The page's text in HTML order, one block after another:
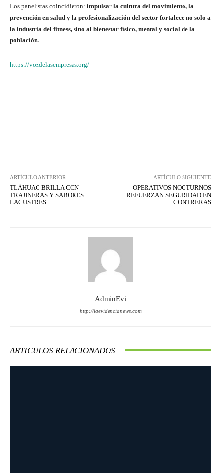
Los panelistas coincidieron: impulsar la cultura del movimiento, la
prevención en salud y la profesionalización del sector fortalece no solo a
la industria del fitness, sino al bienestar físico, mental y social de la
población.
https://vozdelasempresas.org/
ARTÍCULO ANTERIOR
TLÁHUAC BRILLA CON
TRAJINERAS Y SABORES
LACUSTRES
ARTÍCULO SIGUIENTE
OPERATIVOS NOCTURNOS
REFUERZAN SEGURIDAD EN
CONTRERAS
AdminEvi
http://laevidencianews.com
ARTICULOS RELACIONADOS